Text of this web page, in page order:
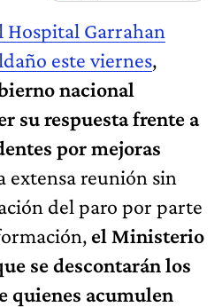
Hospital Garrahan
este viernes,
nacional
su respuesta frente a
por mejoras
extensa reunión sin
del paro por parte
el Ministerio
se descontarán los
quienes acumulen